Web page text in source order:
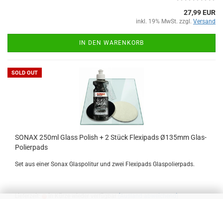
27,99 EUR
inkl. 19% MwSt. zzgl. Versand
IN DEN WARENKORB
SOLD OUT
SONAX 250ml Glass Polish + 2 Stück Flexipads Ø135mm Glas-
Polierpads
Set aus einer Sonax Glaspolitur und zwei Flexipads Glaspolierpads.